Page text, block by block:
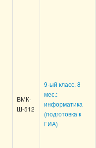
ВМК-
Ш-512
9-ый класс, 8
мес.:
информатика
(подготовка к
ГИА)